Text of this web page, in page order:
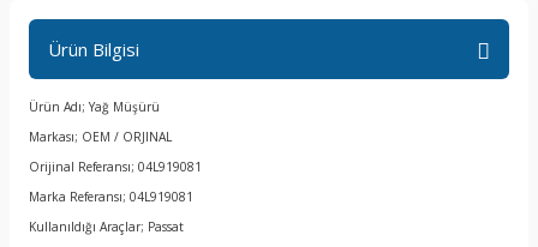
Ürün Bilgisi
Ürün Adı; Yağ Müşürü
Markası; OEM / ORJINAL
Orijinal Referansı; 04L919081
Marka Referansı; 04L919081
Kullanıldığı Araçlar; Passat